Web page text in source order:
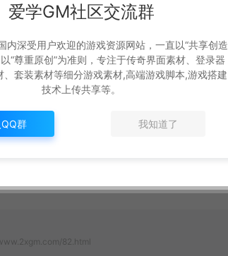
82.html
爱学GM社区交流群
内深受用户欢迎的游戏资源网站，一直以“共享创造
“尊重原创”为准则，专注于传奇界面素材、登录器
、套装素材等细分游戏素材,高端游戏脚本,游戏搭建
技术上传共享等。
群 我知道了